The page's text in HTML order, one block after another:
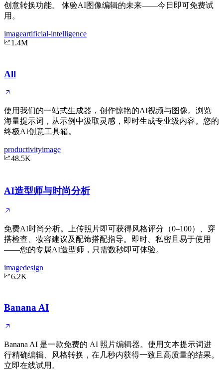
创意转换功能。 体验AI图像编辑的未来——今日即可免费试
用。
imageartificial-intelligence
1.4M
All
使用我们的一站式生成器，创作惊艳的AI视频与图像。浏览
海量提示词，从示例中汲取灵感，即时生成专业级内容。您的
终极AI创意工具箱。
productivityimage
48.5K
AI造型师与时尚分析
免费AI时尚分析。上传照片即可获得风格评分（0–100）、穿
搭检查、妆容建议及配饰搭配指导。即时、私密且易于使用
——您的专属AI造型师，只需数秒即可体验。
imagedesign
6.2K
Banana AI
Banana AI 是一款免费的 AI 照片编辑器。使用文本提示词进
行精确编辑、风格转换，在几秒内获得一致且高质量的结果。
立即在线试用。